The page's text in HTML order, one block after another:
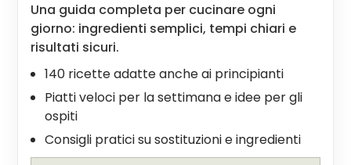
Una guida completa per cucinare ogni
giorno: ingredienti semplici, tempi chiari e
risultati sicuri.
140 ricette adatte anche ai principianti
Piatti veloci per la settimana e idee per gli
ospiti
Consigli pratici su sostituzioni e ingredienti